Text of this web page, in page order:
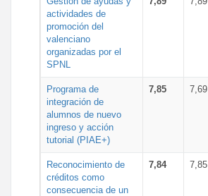
actividades de
promoción del
valenciano
organizadas por el
SPNL
Programa de
integración de
alumnos de nuevo
ingreso y acción
tutorial (PIAE+)
7,85 7,69
Reconocimiento de
créditos como
consecuencia de un
7,84 7,85